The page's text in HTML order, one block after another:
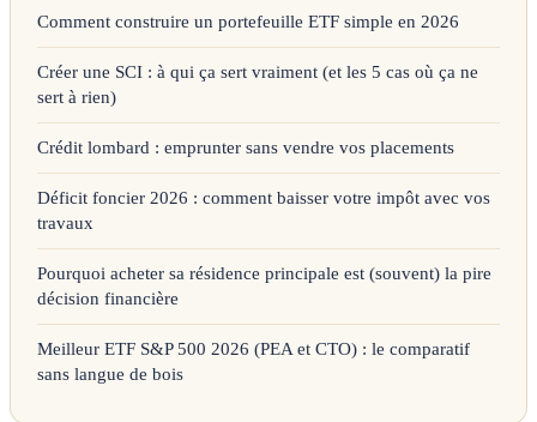
Comment construire un portefeuille ETF simple en 2026
Créer une SCI : à qui ça sert vraiment (et les 5 cas où ça ne
sert à rien)
Crédit lombard : emprunter sans vendre vos placements
Déficit foncier 2026 : comment baisser votre impôt avec vos
travaux
Pourquoi acheter sa résidence principale est (souvent) la pire
décision financière
Meilleur ETF S&P 500 2026 (PEA et CTO) : le comparatif
sans langue de bois